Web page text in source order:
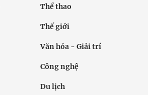
Thể thao
Thế giới
Văn hóa - Giải trí
Công nghệ
Du lịch